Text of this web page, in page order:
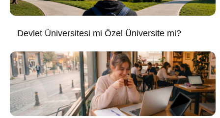
Devlet Üniversitesi mi Özel Üniversite mi?